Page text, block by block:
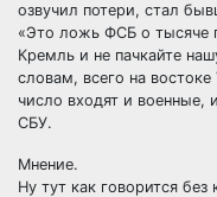
озвучил потери, стал
«Это ложь ФСБ о тысяче
Кремль и не пачкайте
словам, всего на
число входят и военные,
СБУ.
Мнение.
Ну тут как говорится